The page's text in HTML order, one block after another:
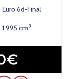
Euro 6d-Final
1.995 cm3